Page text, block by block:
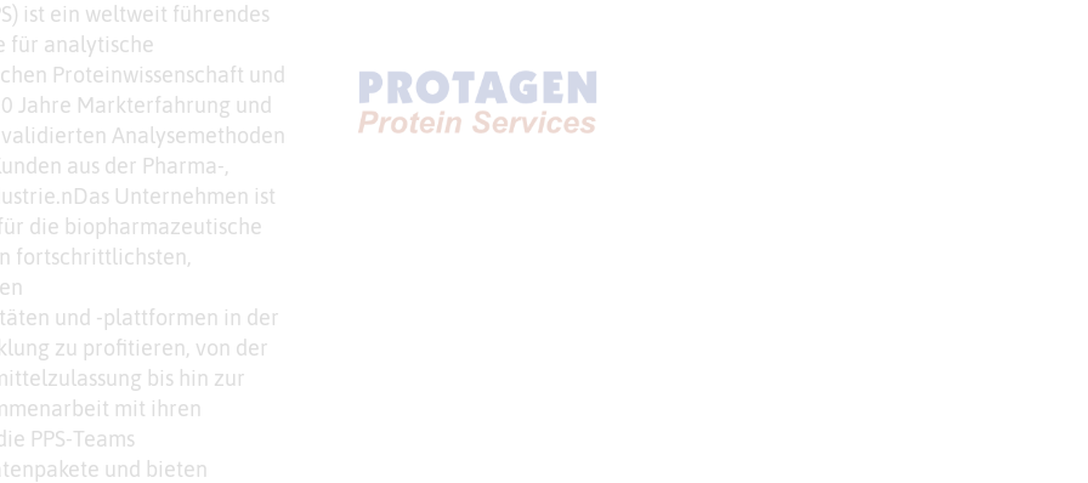
ist ein weltweit führendes
für analytische
Proteinwissenschaft und
Jahre Markterfahrung und
Analysemethoden
aus der Pharma-,
Unternehmen ist
die biopharmazeutische
fortschrittlichsten,
und -plattformen in der
zu profitieren, von der
bis hin zur
mit ihren
PPS-Teams
und bieten